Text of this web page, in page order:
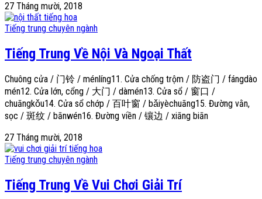
27 Tháng mười, 2018
Tiếng trung chuyên ngành
Tiếng Trung Về Nội Và Ngoại Thất
Chuông cửa / 门铃 / ménlíng11. Cửa chống trộm / 防盗门 / fángdào
mén12. Cửa lớn, cổng / 大门 / dàmén13. Cửa sổ / 窗口 /
chuāngkǒu14. Cửa sổ chớp / 百叶窗 / bǎiyèchuāng15. Đường vằn,
sọc / 斑纹 / bānwén16. Đường viền / 镶边 / xiāng biān
27 Tháng mười, 2018
Tiếng trung chuyên ngành
Tiếng Trung Về Vui Chơi Giải Trí